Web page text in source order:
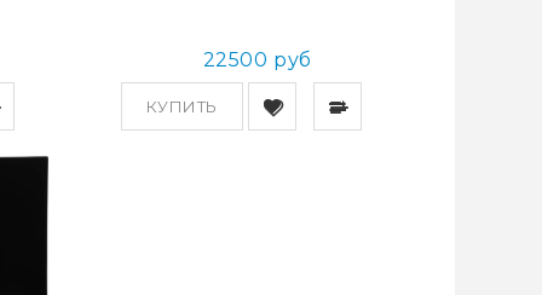
КУПИТЬ
22500 руб